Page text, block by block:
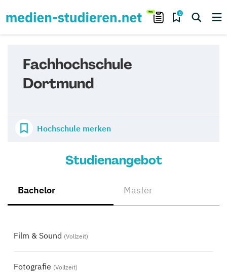
0
Fachhochschule
Dortmund
Hochschule merken
Studienangebot
Bachelor Master
Film & Sound (Vollzeit)
Fotografie (Vollzeit)